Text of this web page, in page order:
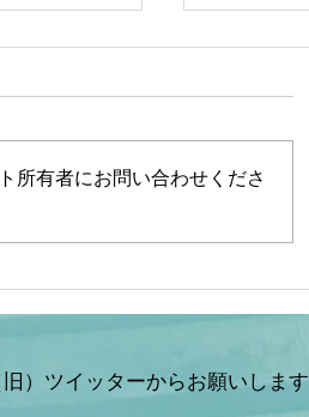
】【辺野
開【玄ち
村×平井
【山岡】
した理
所有者にお問い合わせくださ
）ツイッターからお願いしま